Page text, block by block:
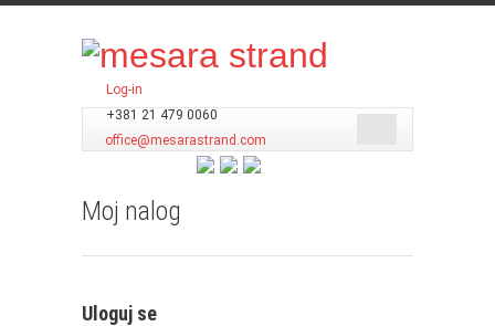
Log-in
+381 21 479 0060
office@mesarastrand.com
Moj nalog
Uloguj se